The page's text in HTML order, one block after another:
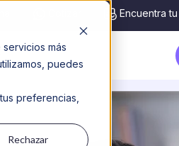
más
puedes
preferencias,
Rechazar
Encuentra